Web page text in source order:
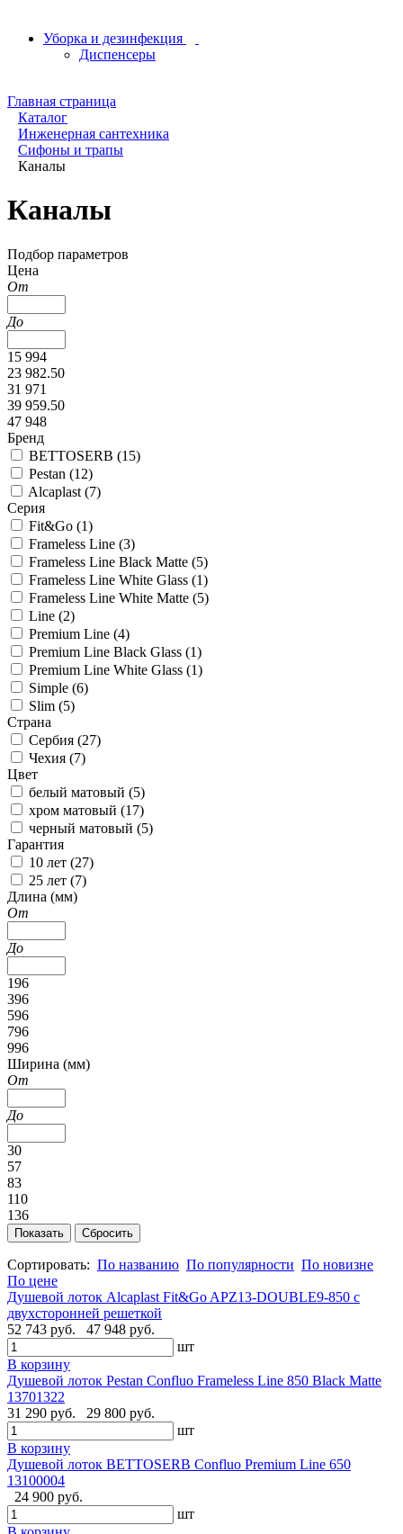
Уборка и дезинфекция
Диспенсеры
Главная страница
Каталог
Инженерная сантехника
Сифоны и трапы
Каналы
Каналы
Подбор параметров
Цена
От
До
15 994
23 982.50
31 971
39 959.50
47 948
Бренд
BETTOSERB (15)
Pestan (12)
Alcaplast (7)
Серия
Fit&Go (1)
Frameless Line (3)
Frameless Line Black Matte (5)
Frameless Line White Glass (1)
Frameless Line White Matte (5)
Line (2)
Premium Line (4)
Premium Line Black Glass (1)
Premium Line White Glass (1)
Simple (6)
Slim (5)
Страна
Сербия (27)
Чехия (7)
Цвет
белый матовый (5)
хром матовый (17)
черный матовый (5)
Гарантия
10 лет (27)
25 лет (7)
Длина (мм)
От
До
196
396
596
796
996
Ширина (мм)
От
До
30
57
83
110
136
Сортировать: По названию По популярности По новизне
По цене
Душевой лоток Alcaplast Fit&Go APZ13-DOUBLE9-850 с
двухсторонней решеткой
52 743 руб.
47 948 руб.
шт
В корзину
Душевой лоток Pestan Confluo Frameless Line 850 Black Matte
13701322
31 290 руб.
29 800 руб.
шт
В корзину
Душевой лоток BETTOSERB Confluo Premium Line 650
13100004
24 900 руб.
шт